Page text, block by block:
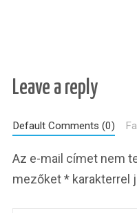
Leave a reply
Default Comments (0)
Az e-mail címet nem
mezőket* karakterrel